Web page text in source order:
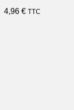
4,96 € TTC